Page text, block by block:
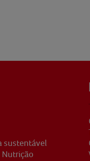
sustentável
Nutrição